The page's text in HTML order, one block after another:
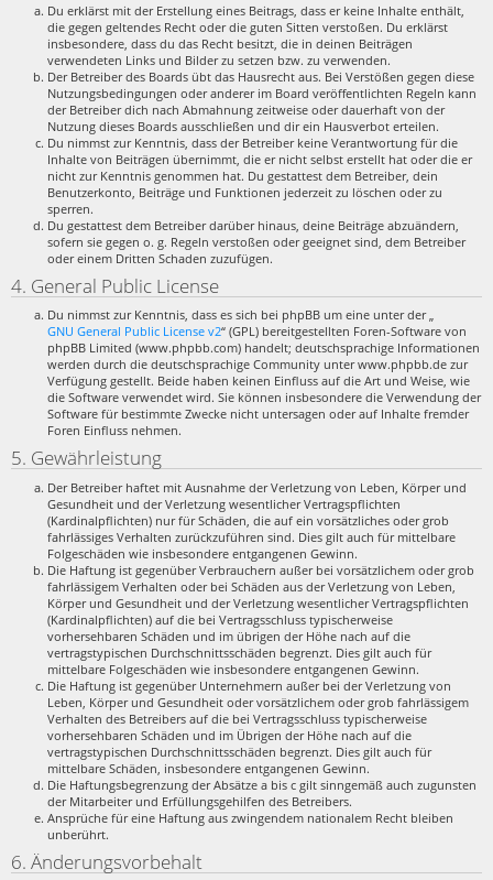
Du erklärst mit der Erstellung eines Beitrags, dass er keine Inhalte enthält,
die gegen geltendes Recht oder die guten Sitten verstoßen. Du erklärst
insbesondere, dass du das Recht besitzt, die in deinen Beiträgen
verwendeten Links und Bilder zu setzen bzw. zu verwenden.
Der Betreiber des Boards übt das Hausrecht aus. Bei Verstößen gegen diese
Nutzungsbedingungen oder anderer im Board veröffentlichten Regeln kann
der Betreiber dich nach Abmahnung zeitweise oder dauerhaft von der
Nutzung dieses Boards ausschließen und dir ein Hausverbot erteilen.
Du nimmst zur Kenntnis, dass der Betreiber keine Verantwortung für die
Inhalte von Beiträgen übernimmt, die er nicht selbst erstellt hat oder die er
nicht zur Kenntnis genommen hat. Du gestattest dem Betreiber, dein
Benutzerkonto, Beiträge und Funktionen jederzeit zu löschen oder zu
sperren.
Du gestattest dem Betreiber darüber hinaus, deine Beiträge abzuändern,
sofern sie gegen o. g. Regeln verstoßen oder geeignet sind, dem Betreiber
oder einem Dritten Schaden zuzufügen.
4. General Public License
Du nimmst zur Kenntnis, dass es sich bei phpBB um eine unter der „
GNU General Public License v2“ (GPL) bereitgestellten Foren-Software von
phpBB Limited (www.phpbb.com) handelt; deutschsprachige Informationen
werden durch die deutschsprachige Community unter www.phpbb.de zur
Verfügung gestellt. Beide haben keinen Einfluss auf die Art und Weise, wie
die Software verwendet wird. Sie können insbesondere die Verwendung der
Software für bestimmte Zwecke nicht untersagen oder auf Inhalte fremder
Foren Einfluss nehmen.
5. Gewährleistung
Der Betreiber haftet mit Ausnahme der Verletzung von Leben, Körper und
Gesundheit und der Verletzung wesentlicher Vertragspflichten
(Kardinalpflichten) nur für Schäden, die auf ein vorsätzliches oder grob
fahrlässiges Verhalten zurückzuführen sind. Dies gilt auch für mittelbare
Folgeschäden wie insbesondere entgangenen Gewinn.
Die Haftung ist gegenüber Verbrauchern außer bei vorsätzlichem oder grob
fahrlässigem Verhalten oder bei Schäden aus der Verletzung von Leben,
Körper und Gesundheit und der Verletzung wesentlicher Vertragspflichten
(Kardinalpflichten) auf die bei Vertragsschluss typischerweise
vorhersehbaren Schäden und im übrigen der Höhe nach auf die
vertragstypischen Durchschnittsschäden begrenzt. Dies gilt auch für
mittelbare Folgeschäden wie insbesondere entgangenen Gewinn.
Die Haftung ist gegenüber Unternehmern außer bei der Verletzung von
Leben, Körper und Gesundheit oder vorsätzlichem oder grob fahrlässigem
Verhalten des Betreibers auf die bei Vertragsschluss typischerweise
vorhersehbaren Schäden und im Übrigen der Höhe nach auf die
vertragstypischen Durchschnittsschäden begrenzt. Dies gilt auch für
mittelbare Schäden, insbesondere entgangenen Gewinn.
Die Haftungsbegrenzung der Absätze a bis c gilt sinngemäß auch zugunsten
der Mitarbeiter und Erfüllungsgehilfen des Betreibers.
Ansprüche für eine Haftung aus zwingendem nationalem Recht bleiben
unberührt.
6. Änderungsvorbehalt